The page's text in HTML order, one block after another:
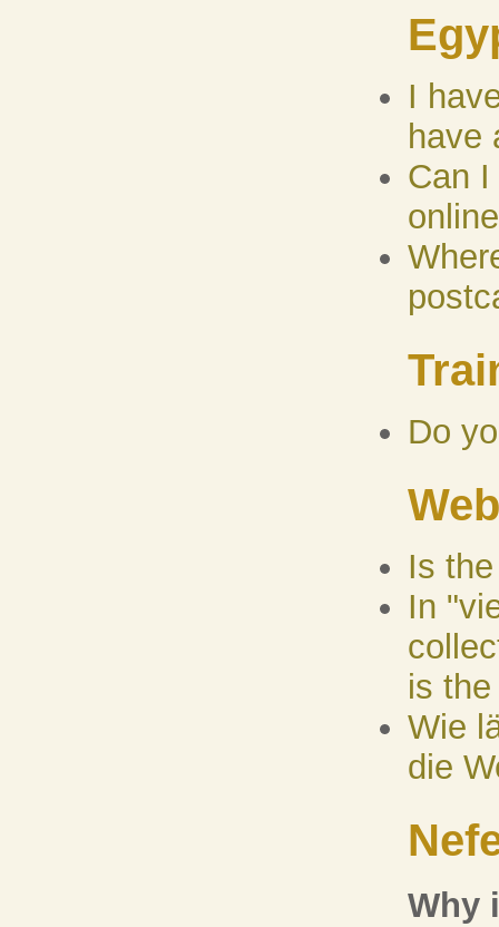
I
have
Can
Do
Is
In
is
Wie
die
Why